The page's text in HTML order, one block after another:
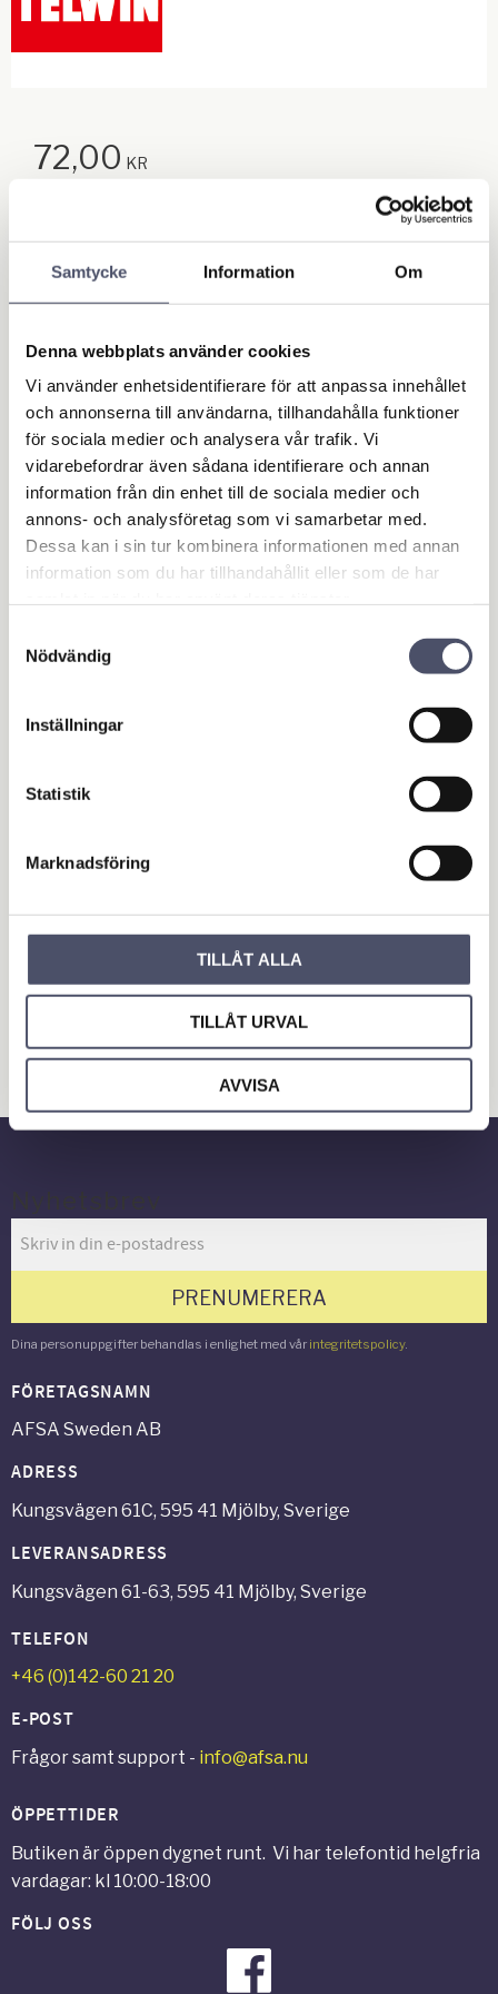
Samtycke Information Om
Denna webbplats använder cookies
Vi använder enhetsidentifierare för att anpassa innehållet
och annonserna till användarna, tillhandahålla funktioner
för sociala medier och analysera vår trafik. Vi
vidarebefordrar även sådana identifierare och annan
information från din enhet till de sociala medier och
annons- och analysföretag som vi samarbetar med.
Dessa kan i sin tur kombinera informationen med annan
information som du har tillhandahållit eller som de har
Nödvändig
Inställningar
Statistik
Marknadsföring
TILLÅT ALLA
TILLÅT URVAL
AVVISA
72,00 KR
st
KÖP Lägg
Lagerstatus
I lager
Artikelnr
422961
Omdömen
Du
Bli den första att lämna ett omdöme.
OUTLET - REA
Släpvagn & Trailer
Verkstad & Industri
PRENUMERERA
Dina personuppgifter behandlas i enlighet med vår integritetspolicy.
FÖRETAGSNAMN
AFSA Sweden AB
ADRESS
Kungsvägen 61C, 595 41 Mjölby, Sverige
LEVERANSADRESS
Kungsvägen 61-63, 595 41 Mjölby, Sverige
TELEFON
+46 (0)142-60 21 20
E-POST
Frågor samt support - info@afsa.nu
ÖPPETTIDER
Butiken är öppen dygnet runt. Vi har telefontid helgfria
vardagar: kl 10:00-18:00
FÖLJ OSS